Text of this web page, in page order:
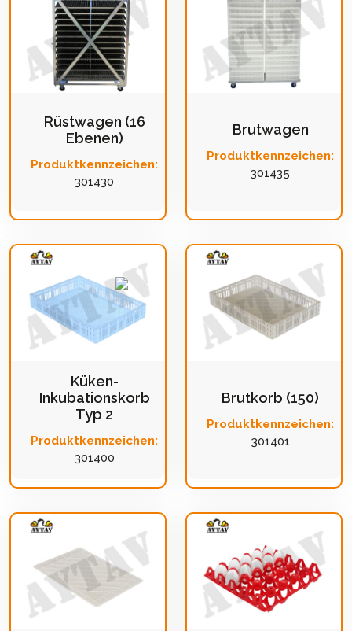
Rüstwagen (16
Ebenen)
Produktkennzeichen:
301430
Brutwagen
Produktkennzeichen:
301435
Küken-
Inkubationskorb
Typ 2
Produktkennzeichen:
301400
Brutkorb (150)
Produktkennzeichen:
301401